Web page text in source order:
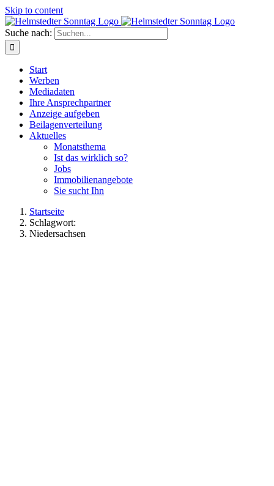
Skip to content
Suche nach:
Start
Werben
Mediadaten
Ihre Ansprechpartner
Anzeige aufgeben
Beilagenverteilung
Aktuelles
Monatsthema
Ist das wirklich so?
Jobs
Immobilienangebote
Sie sucht Ihn
Startseite
Schlagwort:
Niedersachsen